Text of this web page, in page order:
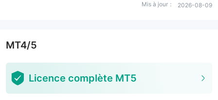
Mis à jour： 2026-08-09
MT4/5
Licence complète MT5